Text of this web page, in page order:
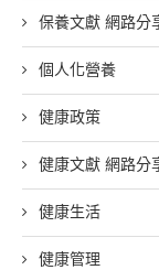
保養文獻 網路分
個人化營養
健康政策
健康文獻 網路分
健康生活
健康管理